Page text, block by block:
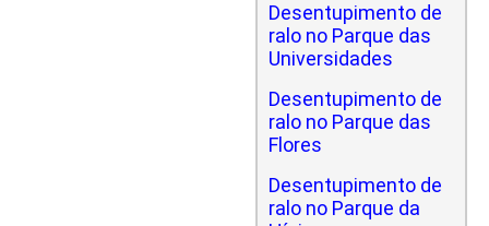
Desentupimento de
ralo no Parque das
Universidades
Desentupimento de
ralo no Parque das
Flores
Desentupimento de
ralo no Parque da